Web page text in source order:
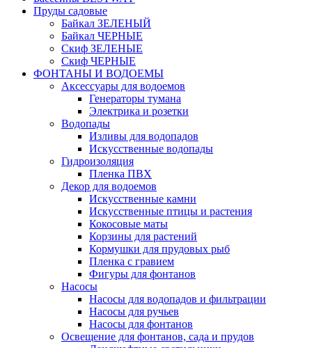
Пруды садовые
Байкал ЗЕЛЕНЫЙ
Байкал ЧЕРНЫЕ
Скиф ЗЕЛЕНЫЕ
Скиф ЧЕРНЫЕ
ФОНТАНЫ И ВОДОЕМЫ
Аксессуары для водоемов
Генераторы тумана
Электрика и розетки
Водопады
Изливы для водопадов
Искусственные водопады
Гидроизоляция
Пленка ПВХ
Декор для водоемов
Искусственные камни
Искусственные птицы и растения
Кокосовые маты
Корзины для растений
Кормушки для прудовых рыб
Пленка с гравием
Фигуры для фонтанов
Насосы
Насосы для водопадов и фильтрации
Насосы для ручьев
Насосы для фонтанов
Освещение для фонтанов, сада и прудов